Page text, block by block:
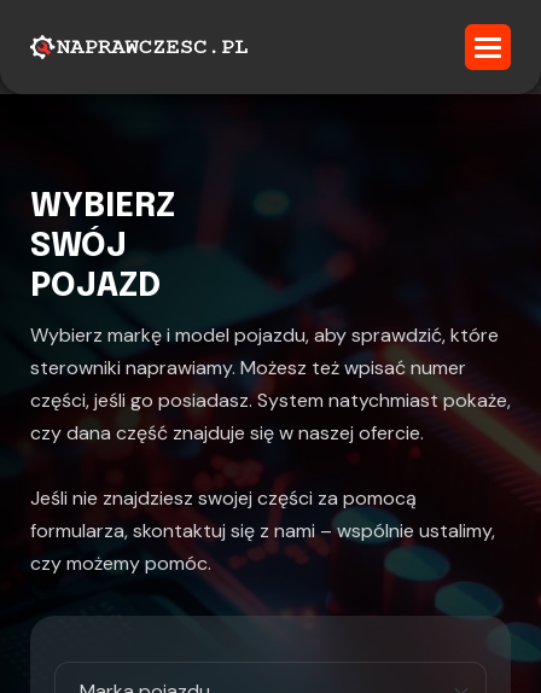
WYBIERZ
SWÓJ
POJAZD
Wybierz markę i model pojazdu, aby sprawdzić, które
sterowniki naprawiamy. Możesz też wpisać numer
części, jeśli go posiadasz. System natychmiast pokaże,
czy dana część znajduje się w naszej ofercie.
Jeśli nie znajdziesz swojej części za pomocą
formularza, skontaktuj się z nami – wspólnie ustalimy,
czy możemy pomóc.